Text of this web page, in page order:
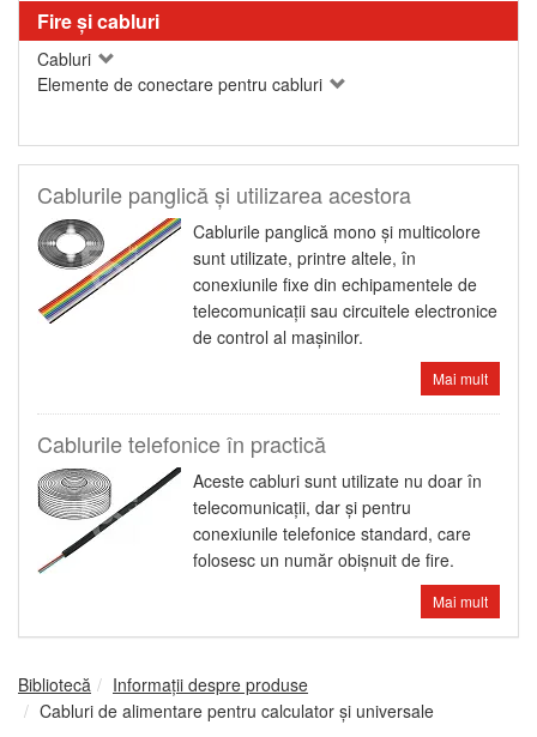
Fire şi cabluri
Cabluri
Elemente de conectare pentru cabluri
Cablurile panglică şi utilizarea acestora
Cablurile panglică mono şi multicolore
sunt utilizate, printre altele, în
conexiunile fixe din echipamentele de
telecomunicaţii sau circuitele electronice
de control al maşinilor.
Mai mult
Cablurile telefonice în practică
Aceste cabluri sunt utilizate nu doar în
telecomunicaţii, dar şi pentru
conexiunile telefonice standard, care
folosesc un număr obişnuit de fire.
Mai mult
Bibliotecă
Informații despre produse
Cabluri de alimentare pentru calculator şi universale